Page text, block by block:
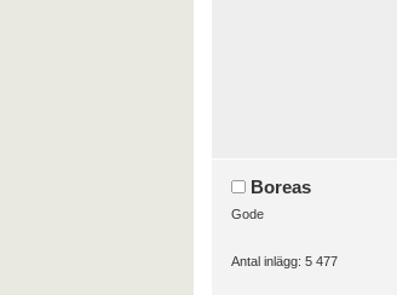
Boreas
Gode
Antal inlägg: 5 477